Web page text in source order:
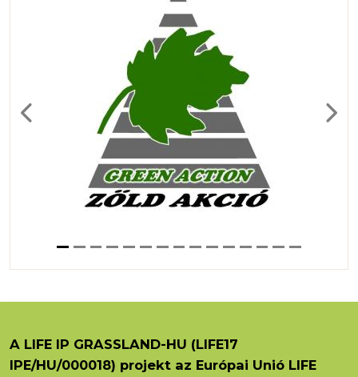
Previous Next
A LIFE IP GRASSLAND-HU (LIFE17
IPE/HU/000018) projekt az Európai Unió LIFE